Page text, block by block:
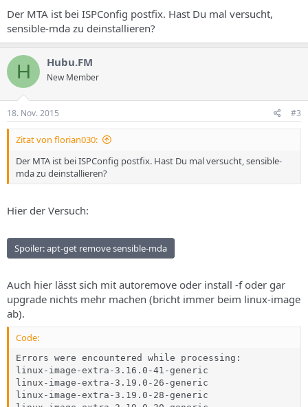
Der MTA ist bei ISPConfig postfix. Hast Du mal versucht,
sensible-mda zu deinstallieren?
H Hubu.FM
New Member
18. Nov. 2015 #3
Zitat von florian030:
Der MTA ist bei ISPConfig postfix. Hast Du mal versucht, sensible-
mda zu deinstallieren?
Hier der Versuch:
Spoiler:apt-get remove sensible-mda
Auch hier lässt sich mit autoremove oder install -f oder gar
upgrade nichts mehr machen (bricht immer beim linux-image
ab).
Code:
Errors were encountered while processing:
linux-image-extra-3.16.0-41-generic
linux-image-extra-3.19.0-26-generic
linux-image-extra-3.19.0-28-generic